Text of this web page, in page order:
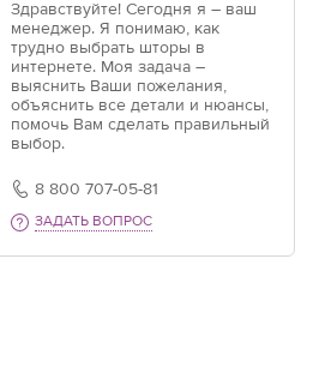
Здравствуйте! Сегодня я – ваш
менеджер. Я понимаю, как
трудно выбрать шторы в
интернете. Моя задача –
выяснить Ваши пожелания,
объяснить все детали и нюансы,
помочь Вам сделать правильный
выбор.
8 800 707-05-81
ЗАДАТЬ ВОПРОС